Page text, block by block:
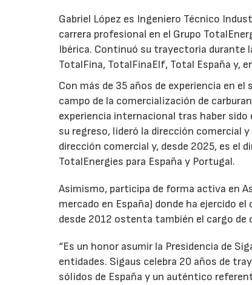
Gabriel López es Ingeniero Técnico
carrera profesional en el Grupo
Ibérica. Continuó su trayectoria durante
TotalFina, TotalFinaElf, Total España y,
Con más de 35 años de experiencia en
campo de la comercialización de
experiencia internacional tras haber
su regreso, lideró la dirección comercial
dirección comercial y, desde 2025, es el
TotalEnergies para España y Portugal.
Asimismo, participa de forma activa en
mercado en España) donde ha ejercido
desde 2012 ostenta también el cargo de
“Es un honor asumir la Presidencia de
entidades. Sigaus celebra 20 años de
sólidos de España y un auténtico